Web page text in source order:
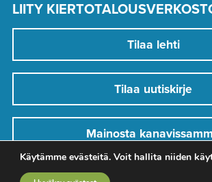
LIITY
Tilaa lehti
Tilaa uutiskirje
Mainosta
Käytämme evästeitä. Voit hallita niiden